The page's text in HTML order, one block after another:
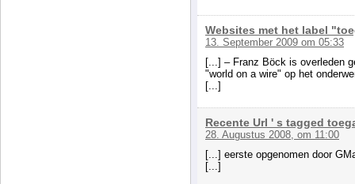
Websites met het label
13. September 2009 om 05:33
[...] – Franz Böck is overleden
"world on a wire" op het
[...]
Recente Url ' s tagged
28. Augustus 2008, om 11:00
[...] eerste opgenomen door
[...]